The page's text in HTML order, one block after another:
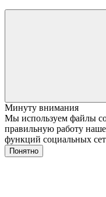
Минуту внимания
Мы используем файлы
правильную работу
функций социальных
Понятно